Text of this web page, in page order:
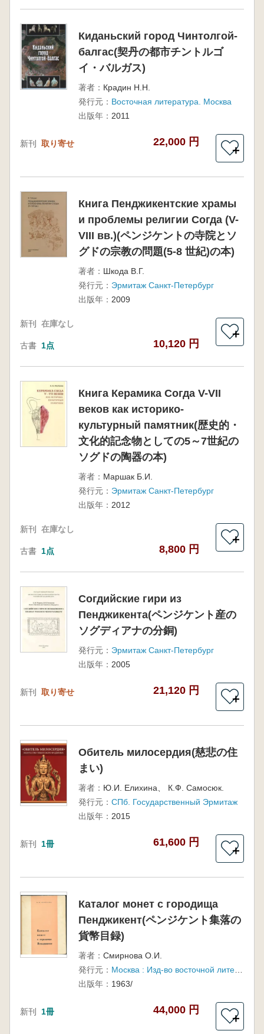
Киданьский город Чинтолгой-
балгас(契丹の都市チントルゴ
イ・バルガス)
著者： Крадин Н.Н.
発行元： Восточная литература. Москва
出版年： 2011
新刊 取り寄せ 22,000 円
＋
Книга Пенджикентские храмы
и проблемы религии Согда (V-
VIII вв.)(ペンジケントの寺院とソ
グドの宗教の問題(5-8 世紀)の本)
著者： Шкода В.Г.
発行元： Эрмитаж Санкт-Петербург
出版年： 2009
新刊 在庫なし
古書 1点 10,120 円
＋
Книга Керамика Согда V-VII
веков как историко-
культурный памятник(歴史的・
文化的記念物としての5～7世紀の
ソグドの陶器の本)
著者： Маршак Б.И.
発行元： Эрмитаж Санкт-Петербург
出版年： 2012
新刊 在庫なし
古書 1点 8,800 円
＋
Согдийские гири из
Пенджикента(ペンジケント産の
ソグディアナの分銅)
発行元： Эрмитаж Санкт-Петербург
出版年： 2005
新刊 取り寄せ 21,120 円
＋
Обитель милосердия(慈悲の住
まい)
著者： Ю.И. Елихина、 К.Ф. Самосюк.
発行元： СПб. Государственный Эрмитаж
出版年： 2015
新刊 1冊 61,600 円
＋
Каталог монет с городища
Пенджикент(ペンジケント集落の
貨幣目録)
著者： Смирнова О.И.
発行元：
Москва : Изд-во восточной литературы
出版年： 1963/
新刊 1冊 44,000 円
＋